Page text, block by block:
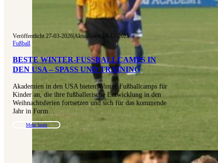
Veröffentlicht 27-03-2026|Aktualisiert 16-12-2025
Fußball
BESTE WINTER-FUSSBALLCAMPS IN D
EN USA – SPASS UND TRAINING
Akademien in den USA bieten Winter-Fußballcamps für
Kinder an, die ihre fußballerische Entwicklung in den
Weihnachtsferien fortsetzen und sich für das kommende
Jahr in Form…
Mehr lesen